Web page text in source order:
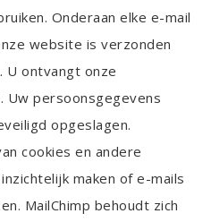
Onderaan elke e-mail
website is verzonden
U ontvangt onze
Uw persoonsgegevens
opgeslagen.
cookies en andere
maken of e-mails
MailChimp behoudt zich